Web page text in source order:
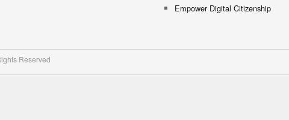
Empower Digital Citizenship
Reserved